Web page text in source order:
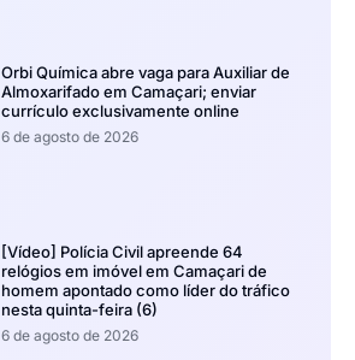
Orbi Química abre vaga para Auxiliar de
Almoxarifado em Camaçari; enviar
currículo exclusivamente online
6 de agosto de 2026
[Vídeo] Polícia Civil apreende 64
relógios em imóvel em Camaçari de
homem apontado como líder do tráfico
nesta quinta-feira (6)
6 de agosto de 2026